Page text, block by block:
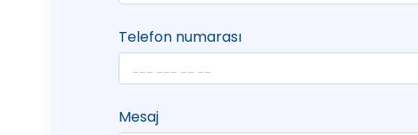
Telefon numarası
Mesaj